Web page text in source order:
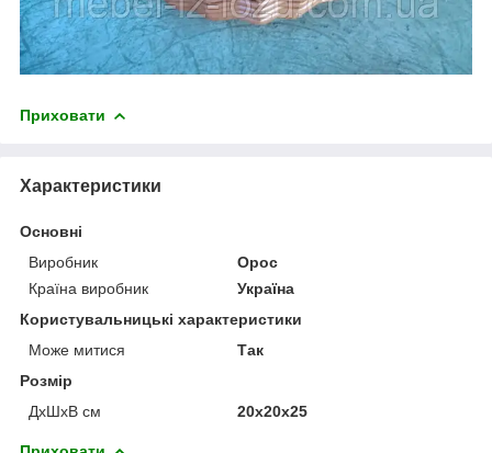
Приховати
Характеристики
Основні
Виробник
Орос
Країна виробник
Україна
Користувальницькі характеристики
Може митися
Так
Розмір
ДхШхВ см
20х20х25